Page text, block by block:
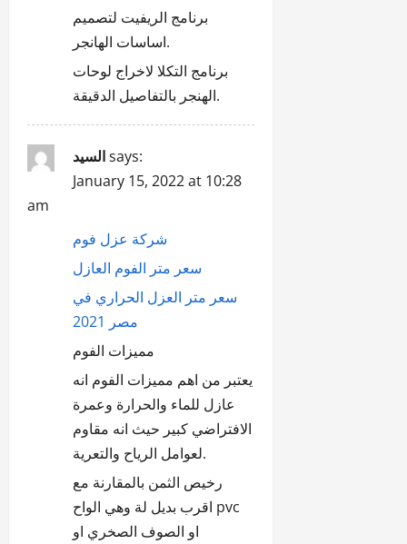
برنامج الريفيت لتصميم
اساسات الهانجر.
برنامج التكلا لاخراج لوحات
الهنجر بالتفاصيل الدقيقة.
السيدsays:
January 15, 2022 at 10:28
am
سعر متر العزل الحراري في
مصر 2021
مميزات الفوم
يعتبر من اهم مميزات الفوم انه
عازل للماء والحرارة وعمرة
الافتراضي كبير حيث انه مقاوم
لعوامل الرياح والتعرية.
رخيص الثمن بالمقارنة مع
اقرب بديل لة وهي الواح pvc
او الصوف الصخري او